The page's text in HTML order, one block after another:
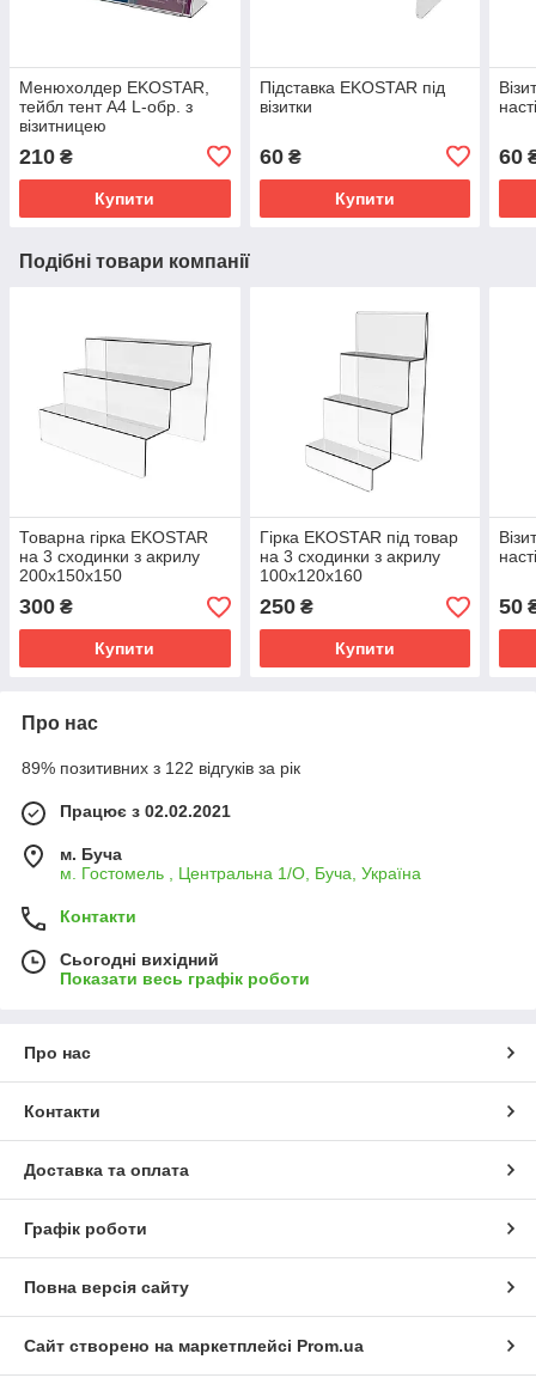
Менюхолдер EKOSTAR,
тейбл тент А4 L-обр. з
візитницею
210 ₴
Купити
Підставка EKOSTAR під
візитки
60₴
Купити
60
Подібні товари компанії
Товарна гірка EKOSTAR
на 3 сходинки з акрилу
200х150х150
300 ₴
Купити
Гірка EKOSTAR під товар
на 3 сходинки з акрилу
100х120х160
250₴
Купити
50
Про нас
89% позитивних з 122 відгуків за рік
Працює з 02.02.2021
м. Буча
м. Гостомель , Центральна 1/О, Буча, Україна
Контакти
Сьогодні вихідний
Показати весь графік роботи
Про нас
Контакти
Доставка та оплата
Графік роботи
Повна версія сайту
Сайт створено на маркетплейсі Prom.ua